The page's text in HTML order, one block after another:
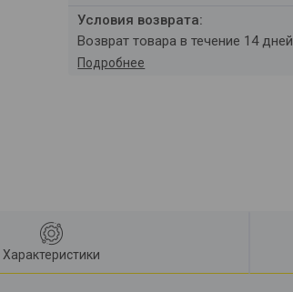
возврат товара в течение 14 дней
Подробнее
Характеристики